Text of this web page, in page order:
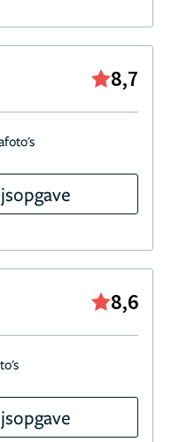
8,7
8,6